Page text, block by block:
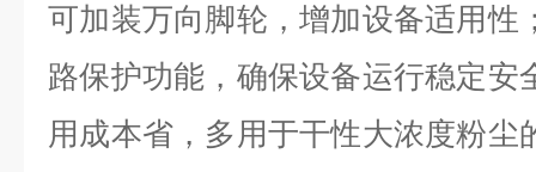
可加装万向脚轮，增加设备适用性
路保护功能，确保设备运行稳定安
用成本省，多用于干性大浓度粉尘